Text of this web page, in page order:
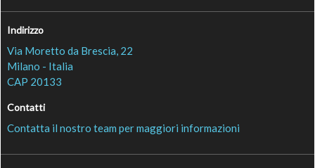
Indirizzo
Via Moretto da Brescia, 22
Milano - Italia
CAP 20133
Contatti
Contatta il nostro team per maggiori informazioni